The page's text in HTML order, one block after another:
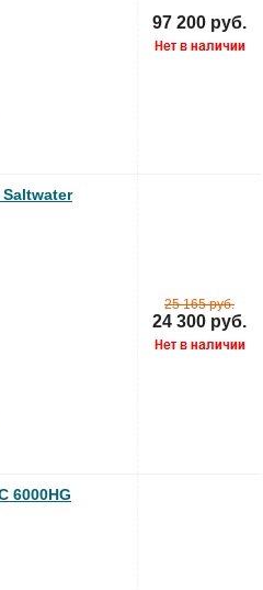
97 200 руб.
Saltwater
25 165 руб.
24 300 руб.
6000HG